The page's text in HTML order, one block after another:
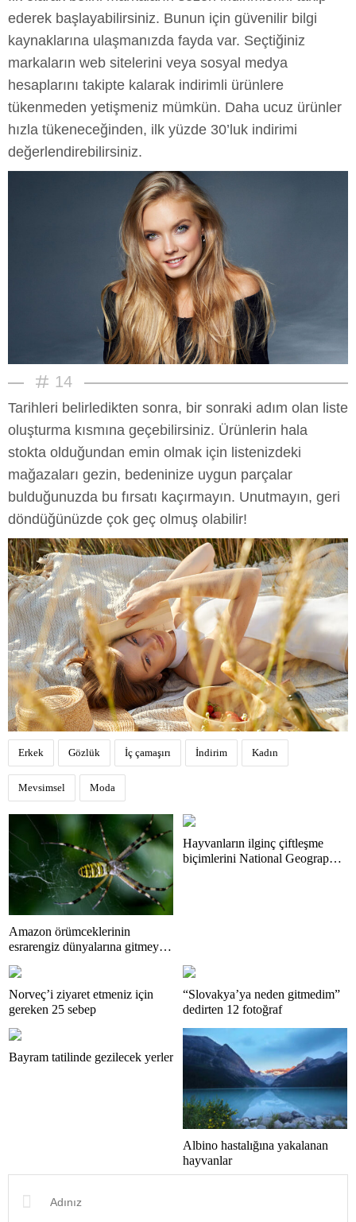
ederek başlayabilirsiniz. Bunun için güvenilir bilgi
kaynaklarına ulaşmanızda fayda var. Seçtiğiniz
markaların web sitelerini veya sosyal medya
hesaplarını takipte kalarak indirimli ürünlere
tükenmeden yetişmeniz mümkün. Daha ucuz ürünler
hızla tükeneceğinden, ilk yüzde 30’luk indirimi
değerlendirebilirsiniz.
14
Tarihleri belirledikten sonra, bir sonraki adım olan liste
oluşturma kısmına geçebilirsiniz. Ürünlerin hala
stokta olduğundan emin olmak için listenizdeki
mağazaları gezin, bedeninize uygun parçalar
bulduğunuzda bu fırsatı kaçırmayın. Unutmayın, geri
döndüğünüzde çok geç olmuş olabilir!
Erkek Gözlük İç çamaşırı İndirim Kadın
Mevsimsel Moda
Amazon örümceklerinin
esrarengiz dünyalarına gitmeye
Hayvanların ilginç çiftleşme
biçimlerini National Geographic
Norveç’i ziyaret etmeniz için
gereken 25 sebep
“Slovakya’ya neden gitmedim”
dedirten 12 fotoğraf
Bayram tatilinde gezilecek yerler
Albino hastalığına yakalanan
hayvanlar